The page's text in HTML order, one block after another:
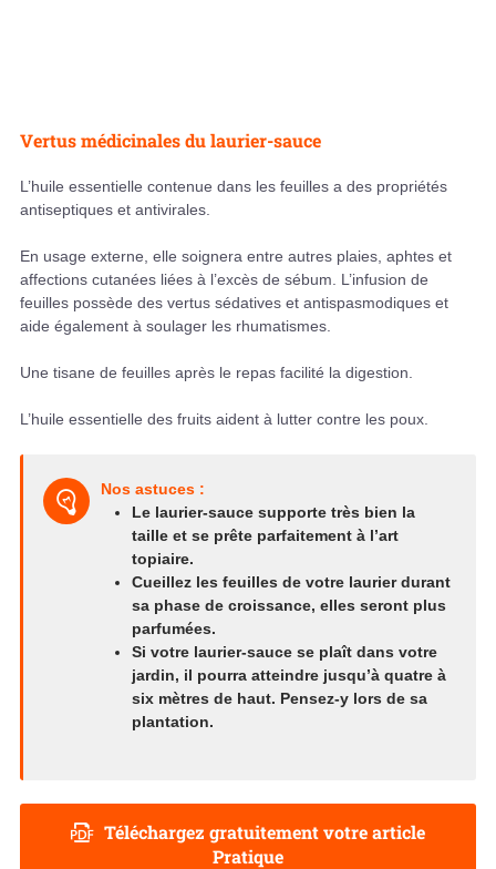
Vertus médicinales du laurier-sauce
L’huile essentielle contenue dans les feuilles a des propriétés
antiseptiques et antivirales.
En usage externe, elle soignera entre autres plaies, aphtes et
affections cutanées liées à l’excès de sébum. L’infusion de
feuilles possède des vertus sédatives et antispasmodiques et
aide également à soulager les rhumatismes.
Une tisane de feuilles après le repas facilité la digestion.
L’huile essentielle des fruits aident à lutter contre les poux.
Nos astuces :
Le laurier-sauce supporte très bien la
taille et se prête parfaitement à l’art
topiaire.
Cueillez les feuilles de votre laurier durant
sa phase de croissance, elles seront plus
parfumées.
Si votre laurier-sauce se plaît dans votre
jardin, il pourra atteindre jusqu’à quatre à
six mètres de haut. Pensez-y lors de sa
plantation.
Téléchargez gratuitement votre article
Pratique